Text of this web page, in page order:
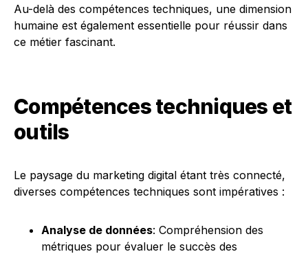
Au-delà des compétences techniques, une dimension
humaine est également essentielle pour réussir dans
ce métier fascinant.
Compétences techniques et
outils
Le paysage du marketing digital étant très connecté,
diverses compétences techniques sont impératives :
Analyse de données: Compréhension des
métriques pour évaluer le succès des